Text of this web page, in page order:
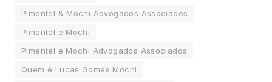
Pimentel & Mochi Advogados Associados
Pimentel e Mochi
Pimentel e Mochi Advogados Associados
Quem é Lucas Gomes Mochi